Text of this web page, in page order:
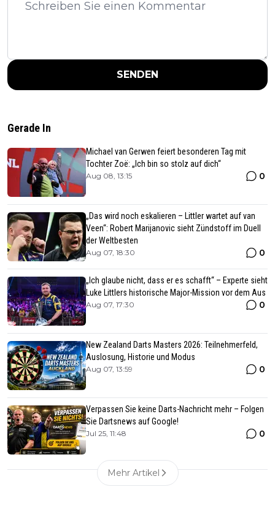
SENDEN
Gerade In
Michael van Gerwen feiert besonderen Tag mit
Tochter Zoë: „Ich bin so stolz auf dich“
Aug 08, 13:15 0
„Das wird noch eskalieren – Littler wartet auf van
Veen“: Robert Marijanovic sieht Zündstoff im Duell
der Weltbesten
Aug 07, 18:30 0
„Ich glaube nicht, dass er es schafft“ – Experte sieht
Luke Littlers historische Major-Mission vor dem Aus
Aug 07, 17:30 0
New Zealand Darts Masters 2026: Teilnehmerfeld,
Auslosung, Historie und Modus
Aug 07, 13:59 0
Verpassen Sie keine Darts-Nachricht mehr – Folgen
Sie Dartsnews auf Google!
Jul 25, 11:48 0
Mehr Artikel